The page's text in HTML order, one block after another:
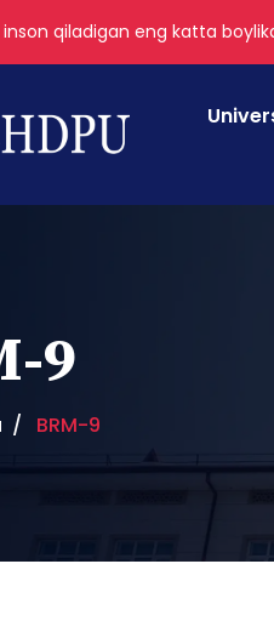
inson qiladigan eng katta
9
BRM-9